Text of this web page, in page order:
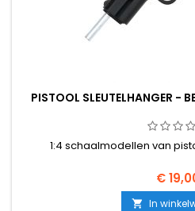
PISTOOL SLEUTELHANGER -
1:4 schaalmodellen van
€
 In